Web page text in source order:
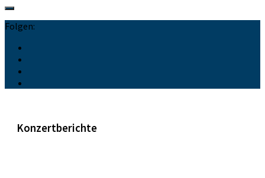
Folgen:
Konzertberichte